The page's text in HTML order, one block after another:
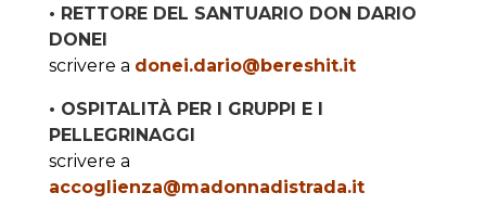
• RETTORE DEL SANTUARIO DON DARIO
DONEI
scrivere a donei.dario@bereshit.it
• OSPITALITÀ PER I GRUPPI E I
PELLEGRINAGGI
scrivere a
accoglienza@madonnadistrada.it